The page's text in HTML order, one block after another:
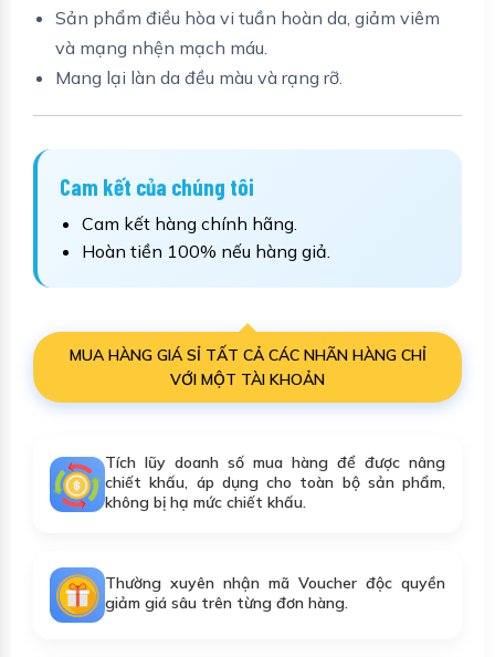
Sản phẩm điều hòa vi tuần hoàn da, giảm viêm
và mạng nhện mạch máu.
Mang lại làn da đều màu và rạng rỡ.
Cam kết của chúng tôi
Cam kết hàng chính hãng.
Hoàn tiền 100% nếu hàng giả.
MUA HÀNG GIÁ SỈ TẤT CẢ CÁC NHÃN HÀNG CHỈ
VỚI MỘT TÀI KHOẢN
Tích lũy doanh số mua hàng để được nâng
chiết khấu, áp dụng cho toàn bộ sản phẩm,
không bị hạ mức chiết khấu.
Thường xuyên nhận mã Voucher độc quyền
giảm giá sâu trên từng đơn hàng.